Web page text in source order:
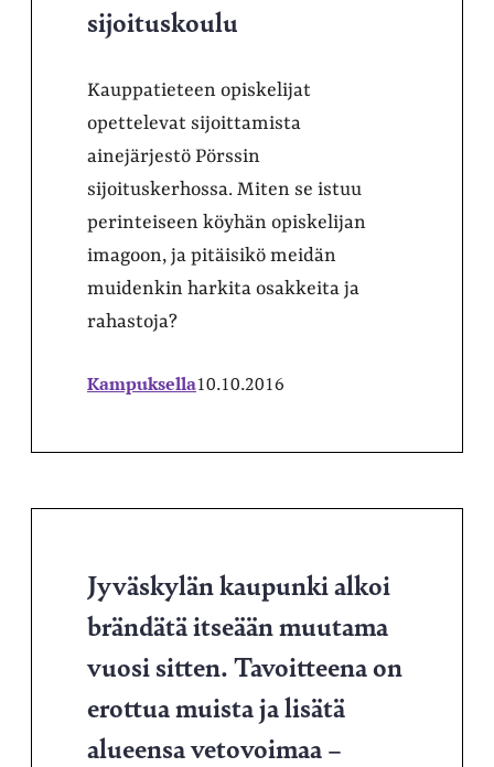
sijoituskoulu
Kauppatieteen opiskelijat
opettelevat sijoittamista
ainejärjestö Pörssin
sijoituskerhossa. Miten se istuu
perinteiseen köyhän opiskelijan
imagoon, ja pitäisikö meidän
muidenkin harkita osakkeita ja
rahastoja?
Kampuksella10.10.2016
Jyväskylän kaupunki alkoi
brändätä itseään muutama
vuosi sitten. Tavoitteena on
erottua muista ja lisätä
alueensa vetovoimaa –